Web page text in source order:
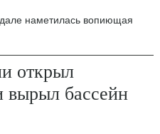
наметилась вопиющая
открыл
вырыл бассейн